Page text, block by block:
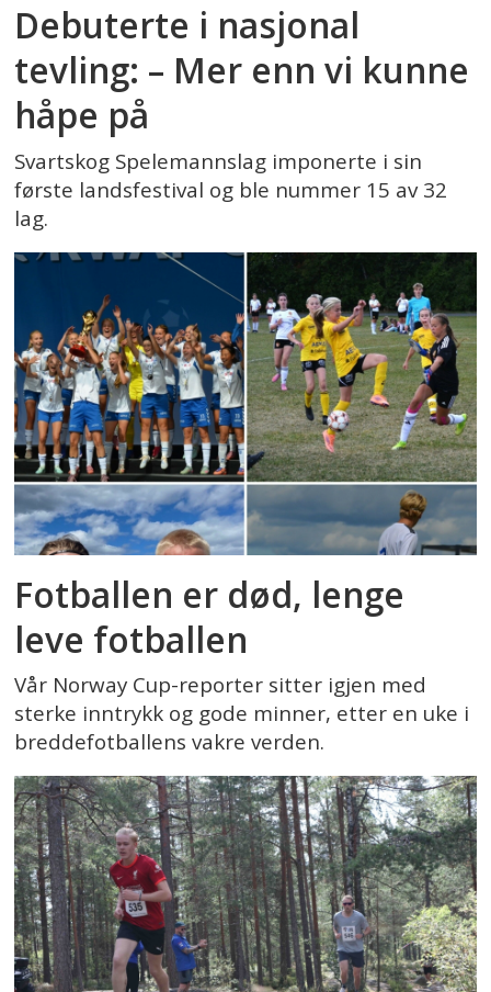
Debuterte i nasjonal
tevling: – Mer enn vi kunne
håpe på
Svartskog Spelemannslag imponerte i sin
første landsfestival og ble nummer 15 av 32
lag.
Fotballen er død, lenge
leve fotballen
Vår Norway Cup-reporter sitter igjen med
sterke inntrykk og gode minner, etter en uke i
breddefotballens vakre verden.